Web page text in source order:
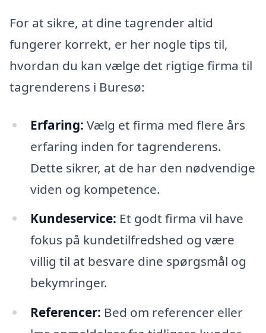
For at sikre, at dine tagrender altid
fungerer korrekt, er her nogle tips til,
hvordan du kan vælge det rigtige firma til
tagrenderens i Buresø:
Erfaring: Vælg et firma med flere års
erfaring inden for tagrenderens.
Dette sikrer, at de har den nødvendige
viden og kompetence.
Kundeservice: Et godt firma vil have
fokus på kundetilfredshed og være
villig til at besvare dine spørgsmål og
bekymringer.
Referencer: Bed om referencer eller